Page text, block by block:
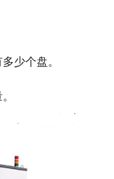
少个盘。